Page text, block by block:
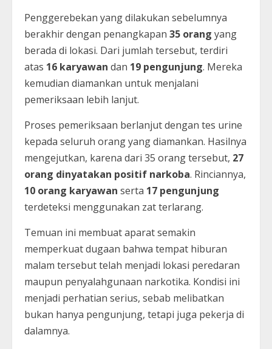
Penggerebekan yang dilakukan sebelumnya
berakhir dengan penangkapan 35 orang yang
berada di lokasi. Dari jumlah tersebut, terdiri
atas 16 karyawan dan 19 pengunjung. Mereka
kemudian diamankan untuk menjalani
pemeriksaan lebih lanjut.
Proses pemeriksaan berlanjut dengan tes urine
kepada seluruh orang yang diamankan. Hasilnya
mengejutkan, karena dari 35 orang tersebut, 27
orang dinyatakan positif narkoba. Rinciannya,
10 orang karyawan serta 17 pengunjung
terdeteksi menggunakan zat terlarang.
Temuan ini membuat aparat semakin
memperkuat dugaan bahwa tempat hiburan
malam tersebut telah menjadi lokasi peredaran
maupun penyalahgunaan narkotika. Kondisi ini
menjadi perhatian serius, sebab melibatkan
bukan hanya pengunjung, tetapi juga pekerja di
dalamnya.